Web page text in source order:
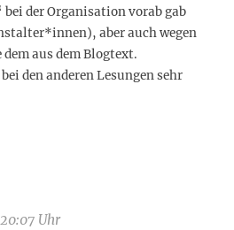
der Organisation vorab gab
aber auch wegen
aus dem Blogtext.
den anderen Lesungen sehr
Uhr